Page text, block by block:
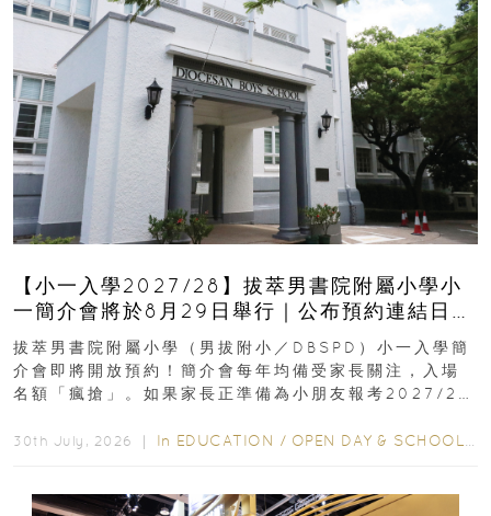
【小一入學2027/28】拔萃男書院附屬小學小
一簡介會將於8月29日舉行｜公布預約連結日期
｜更設有網上重溫
拔萃男書院附屬小學（男拔附小／DBSPD）小一入學簡
介會即將開放預約！簡介會每年均備受家長關注，入場
名額「瘋搶」。如果家長正準備為小朋友報考2027/28
30th July, 2026 ｜ In EDUCATION / OPEN DAY & SCHOOL EVENTS